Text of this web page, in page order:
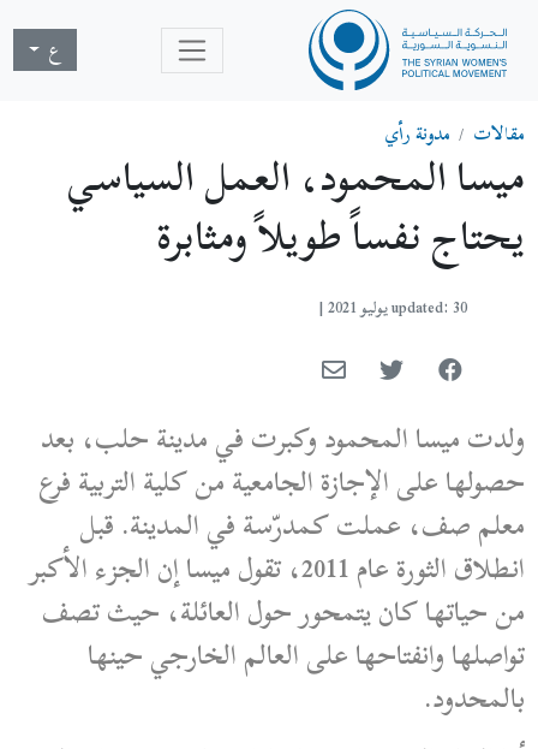
ع
مقالات مدونة رأي
ميسا المحمود، العمل السياسي
يحتاج نفساً طويلاً ومثابرة
updated: 30 يوليو 2021 |
ولدت ميسا المحمود وكبرت في مدينة حلب، بعد
حصولها على الإجازة الجامعية من كلية التربية فرع
معلم صف، عملت كمدرّسة في المدينة. قبل
انطلاق الثورة عام 2011، تقول ميسا إن الجزء الأكبر
من حياتها كان يتمحور حول العائلة، حيث تصف
تواصلها وانفتاحها على العالم الخارجي حينها
بالمحدود.